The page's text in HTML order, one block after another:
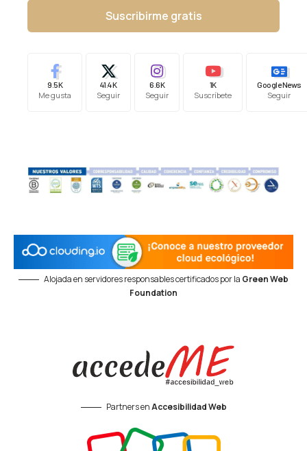
Suscribirme gratis
9.5K
Me gusta
41.4K
Seguir
6.6K
Seguir
1K
Suscríbete
Google News
Seguir
Alojada en servidores responsables certificados por la Green Web
Foundation
Partners enAccesibilidad Web